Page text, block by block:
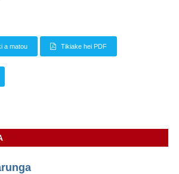
a matou Tikiake hei PDF